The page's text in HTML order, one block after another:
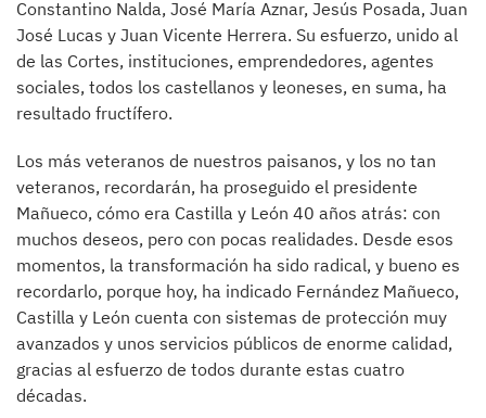
Constantino Nalda, José María Aznar, Jesús Posada, Juan
José Lucas y Juan Vicente Herrera. Su esfuerzo, unido al
de las Cortes, instituciones, emprendedores, agentes
sociales, todos los castellanos y leoneses, en suma, ha
resultado fructífero.
Los más veteranos de nuestros paisanos, y los no tan
veteranos, recordarán, ha proseguido el presidente
Mañueco, cómo era Castilla y León 40 años atrás: con
muchos deseos, pero con pocas realidades. Desde esos
momentos, la transformación ha sido radical, y bueno es
recordarlo, porque hoy, ha indicado Fernández Mañueco,
Castilla y León cuenta con sistemas de protección muy
avanzados y unos servicios públicos de enorme calidad,
gracias al esfuerzo de todos durante estas cuatro
décadas.